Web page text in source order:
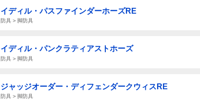
イディル・パスファインダーホーズRE
防具 > 脚防具
イディル・パンクラティアストホーズ
防具 > 脚防具
ジャッジオーダー・ディフェンダークウィスRE
防具 > 脚防具